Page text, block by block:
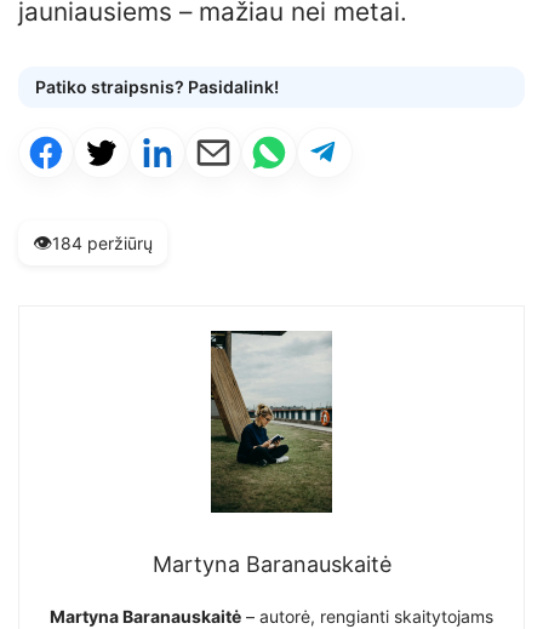
jauniausiems – mažiau nei metai.
Patiko straipsnis? Pasidalink!
👁️184 peržiūrų
Martyna Baranauskaitė
Martyna Baranauskaitė – autorė, rengianti skaitytojams